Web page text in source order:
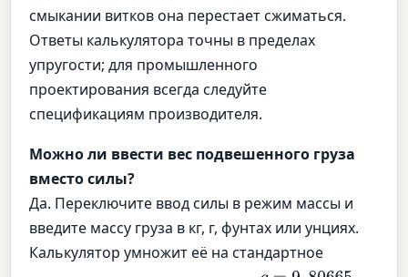
смыкании витков она перестает сжиматься.
Ответы калькулятора точны в пределах
упругости; для промышленного
проектирования всегда следуйте
спецификациям производителя.
Можно ли ввести вес подвешенного груза
вместо силы?
Да. Переключите ввод силы в режим массы и
введите массу груза в кг, г, фунтах или унциях.
Калькулятор умножит её на стандартное